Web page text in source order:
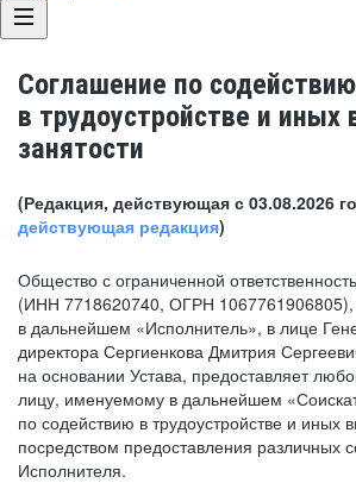
Соглашение по содействию
в трудоустройстве и иных
занятости
(Редакция, действующая с 03.08.2026
действующая редакция)
Общество с ограниченной
(ИНН 7718620740, ОГРН
в дальнейшем «Исполнитель», в лице
директора Сергиенкова Дмитрия
на основании Устава, предоставляет
лицу, именуемому в дальнейшем
по содействию в трудоустройстве и иных
посредством предоставления различных
Исполнителя.